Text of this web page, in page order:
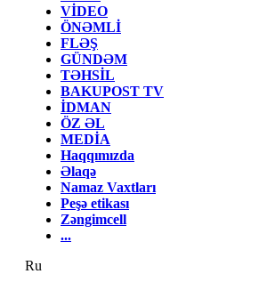
VİDEO
ÖNƏMLİ
FLƏŞ
GÜNDƏM
TƏHSİL
BAKUPOST TV
İDMAN
ÖZ ƏL
MEDİA
Haqqımızda
Əlaqə
Namaz Vaxtları
Peşə etikası
Zəngimcell
...
Ru